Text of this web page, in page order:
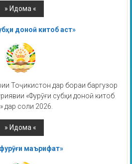
доноӣ китоб аст»
Тоҷикистон дар бораи баргузор
«Фурӯғи субҳи доноӣ китоб
дар соли 2026.
маърифат»